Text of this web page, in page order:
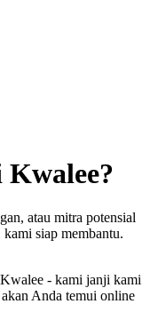
Kwalee?
atau mitra potensial
siap membantu.
- kami janji kami
Anda temui online